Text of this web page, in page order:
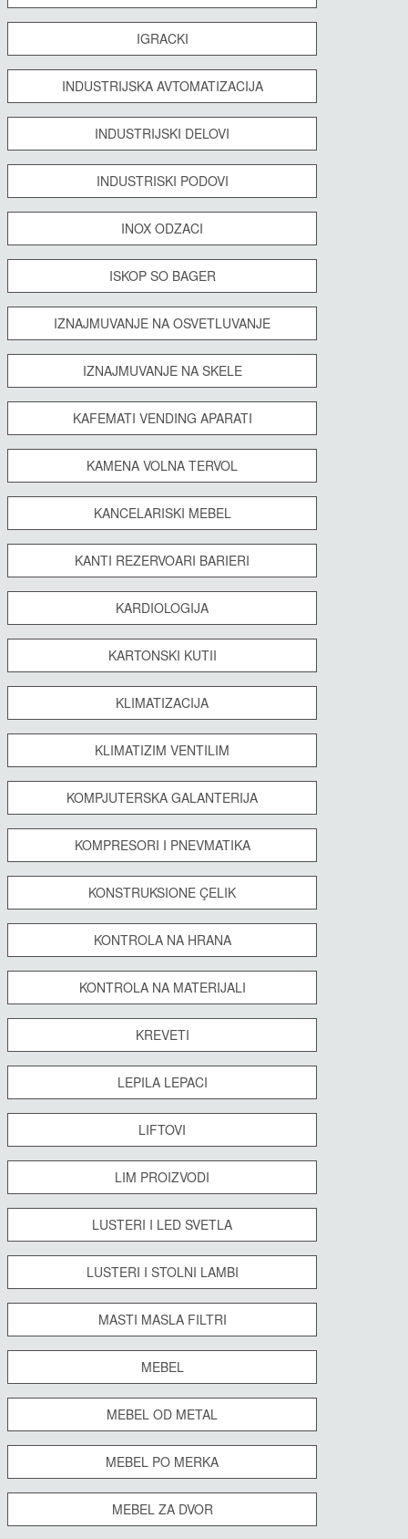
IGRACKI
INDUSTRIJSKA AVTOMATIZACIJA
INDUSTRIJSKI DELOVI
INDUSTRISKI PODOVI
INOX ODZACI
ISKOP SO BAGER
IZNAJMUVANJE NA OSVETLUVANJE
IZNAJMUVANJE NA SKELE
KAFEMATI VENDING APARATI
KAMENA VOLNA TERVOL
KANCELARISKI MEBEL
KANTI REZERVOARI BARIERI
KARDIOLOGIJA
KARTONSKI KUTII
KLIMATIZACIJA
KLIMATIZIM VENTILIM
KOMPJUTERSKA GALANTERIJA
KOMPRESORI I PNEVMATIKA
KONSTRUKSIONE ÇELIK
KONTROLA NA HRANA
KONTROLA NA MATERIJALI
KREVETI
LEPILA LEPACI
LIFTOVI
LIM PROIZVODI
LUSTERI I LED SVETLA
LUSTERI I STOLNI LAMBI
MASTI MASLA FILTRI
MEBEL
MEBEL OD METAL
MEBEL PO MERKA
MEBEL ZA DVOR